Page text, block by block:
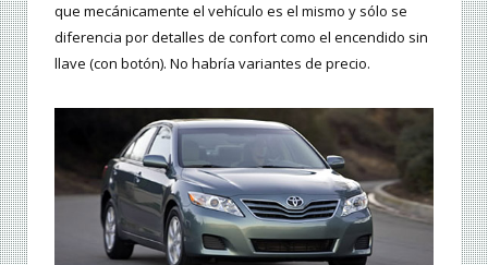
que mecánicamente el vehículo es el mismo y sólo se
diferencia por detalles de confort como el encendido sin
llave (con botón). No habría variantes de precio.